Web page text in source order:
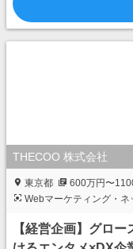
THECOO 株式会社
東京都
600万円〜
Webマーケティング・ネ
【経営企画】グロ